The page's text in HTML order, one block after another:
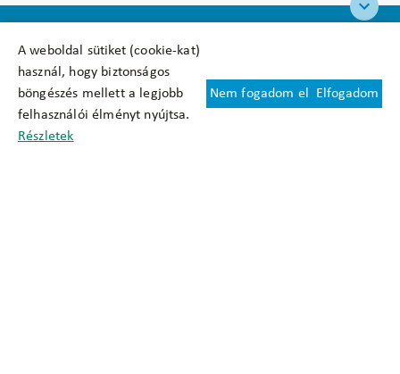
A weboldal sütiket (cookie-kat)
használ, hogy biztonságos
böngészés mellett a legjobb
felhasználói élményt nyújtsa.
Részletek
Nem fogadom el Elfogadom
Felhasználási feltételek